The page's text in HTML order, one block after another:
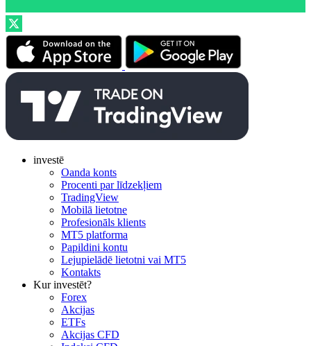
investē
Oanda konts
Procenti par līdzekļiem
TradingView
Mobilā lietotne
Profesionāls klients
MT5 platforma
Papildini kontu
Lejupielādē lietotni vai MT5
Kontakts
Kur investēt?
Forex
Akcijas
ETFs
Akcijas CFD